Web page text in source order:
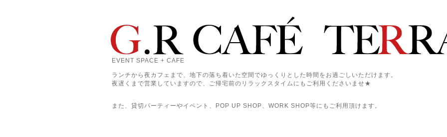
EVENT SPACE + CAFE
ランチから夜カフェまで、地下の落ち着いた空間でゆっくりとした時間をお過ごしいただけます。
夜遅くまで営業していますので、ご帰宅前のリラックスタイムにもご利用くださいませ★
また、貸切パーティーやイベント、POP UP SHOP、WORK SHOP等にもご利用頂けます。